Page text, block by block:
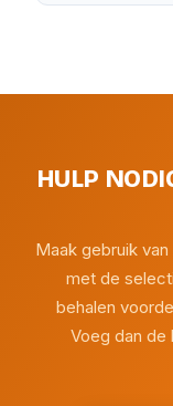
HULP
Maak gebruik
met de
behalen
Voeg dan de